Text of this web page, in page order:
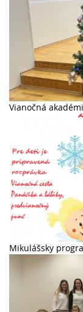
Vianočná
Mikulášsky